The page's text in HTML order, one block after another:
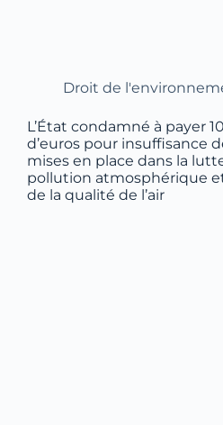
Droit de
L’État condamné à payer
d’euros pour insuffisance
mises en place dans la
pollution atmosphérique
de la qualité de l’air